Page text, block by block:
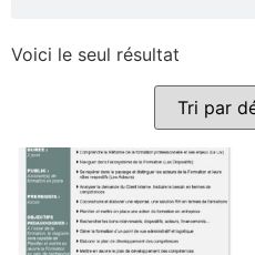
Voici le seul résultat